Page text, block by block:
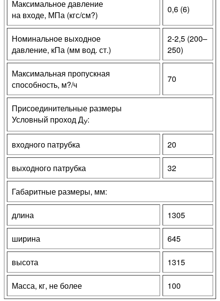
Максимальное давление
на входе, МПа (кгс/см?)
0,6 (6)
Номинальное выходное
давление, кПа (мм вод. ст.)
2-2,5 (200–
250)
Максимальная пропускная
способность, м?/ч
70
Присоединительные размеры
Условный проход ДУ:
входного патрубка 20
выходного патрубка 32
Габаритные размеры, мм:
длина 1305
ширина 645
высота 1315
Масса, кг, не более 100